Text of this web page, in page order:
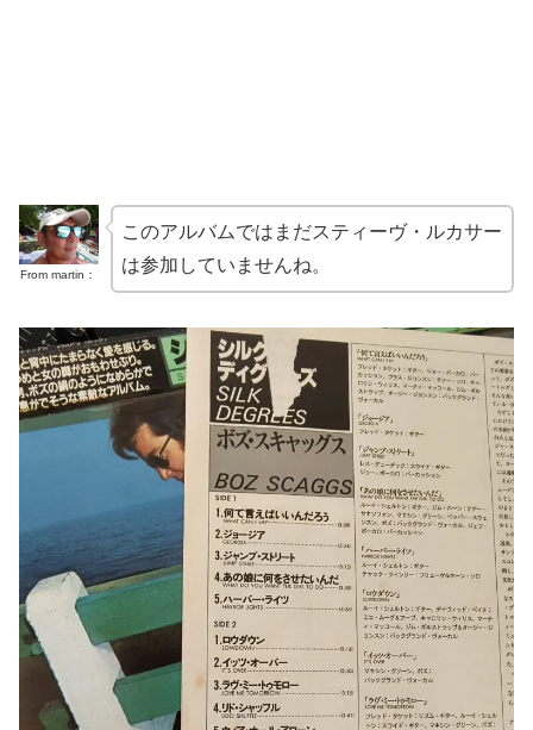
From martin：
このアルバムではまだスティーヴ・ルカサー
は参加していませんね。